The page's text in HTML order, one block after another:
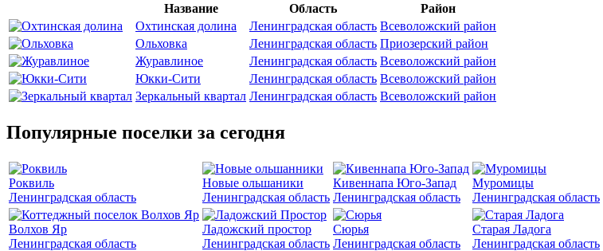
Название Область
Район
Охтинская долина
Ленинградская область Всеволожский район
Ольховка
Ленинградская область Приозерский район
Журавлиное
Ленинградская область Всеволожский район
Юкки-Сити
Ленинградская область Всеволожский район
Зеркальный квартал Ленинградская область Всеволожский район
Популярные поселки за сегодня
Роквиль
Ленинградская область
Новые ольшаники
Ленинградская область
Кивеннапа Юго-Запад
Ленинградская область
Муромицы
Ленинградская область
Волхов Яр
Ленинградская область
Ладожский простор
Ленинградская область
Сюрья
Ленинградская область
Старая Ладога
Ленинградская область